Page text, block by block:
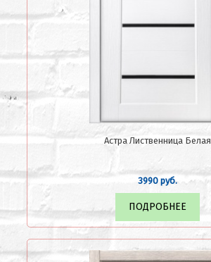
Астра Лиственница Белая
3990 руб.
ПОДРОБНЕЕ